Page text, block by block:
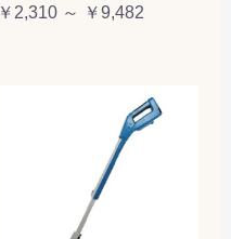
￥2,310 ～ ￥9,482